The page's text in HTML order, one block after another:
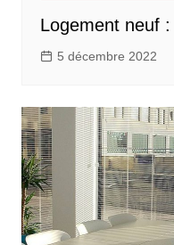
Logement neuf
5 décembre 2022